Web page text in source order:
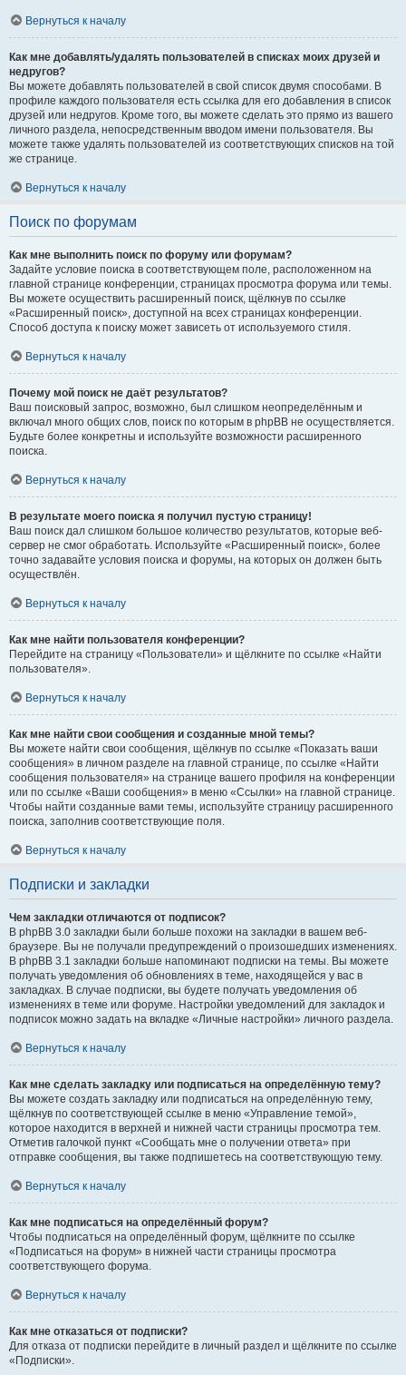
Вернуться к началу
Как мне добавлять/удалять пользователей в списках моих друзей и
недругов?
Вы можете добавлять пользователей в свой список двумя способами. В
профиле каждого пользователя есть ссылка для его добавления в список
друзей или недругов. Кроме того, вы можете сделать это прямо из вашего
личного раздела, непосредственным вводом имени пользователя. Вы
можете также удалять пользователей из соответствующих списков на той
же странице.
Вернуться к началу
Поиск по форумам
Как мне выполнить поиск по форуму или форумам?
Задайте условие поиска в соответствующем поле, расположенном на
главной странице конференции, страницах просмотра форума или темы.
Вы можете осуществить расширенный поиск, щёлкнув по ссылке
«Расширенный поиск», доступной на всех страницах конференции.
Способ доступа к поиску может зависеть от используемого стиля.
Вернуться к началу
Почему мой поиск не даёт результатов?
Ваш поисковый запрос, возможно, был слишком неопределённым и
включал много общих слов, поиск по которым в phpBB не осуществляется.
Будьте более конкретны и используйте возможности расширенного
поиска.
Вернуться к началу
В результате моего поиска я получил пустую страницу!
Ваш поиск дал слишком большое количество результатов, которые веб-
сервер не смог обработать. Используйте «Расширенный поиск», более
точно задавайте условия поиска и форумы, на которых он должен быть
осуществлён.
Вернуться к началу
Как мне найти пользователя конференции?
Перейдите на страницу «Пользователи» и щёлкните по ссылке «Найти
пользователя».
Вернуться к началу
Как мне найти свои сообщения и созданные мной темы?
Вы можете найти свои сообщения, щёлкнув по ссылке «Показать ваши
сообщения» в личном разделе на главной странице, по ссылке «Найти
сообщения пользователя» на странице вашего профиля на конференции
или по ссылке «Ваши сообщения» в меню «Ссылки» на главной странице.
Чтобы найти созданные вами темы, используйте страницу расширенного
поиска, заполнив соответствующие поля.
Вернуться к началу
Подписки и закладки
Чем закладки отличаются от подписок?
В phpBB 3.0 закладки были больше похожи на закладки в вашем веб-
браузере. Вы не получали предупреждений о произошедших изменениях.
В phpBB 3.1 закладки больше напоминают подписки на темы. Вы можете
получать уведомления об обновлениях в теме, находящейся у вас в
закладках. В случае подписки, вы будете получать уведомления об
изменениях в теме или форуме. Настройки уведомлений для закладок и
подписок можно задать на вкладке «Личные настройки» личного раздела.
Вернуться к началу
Как мне сделать закладку или подписаться на определённую тему?
Вы можете создать закладку или подписаться на определённую тему,
щёлкнув по соответствующей ссылке в меню «Управление темой»,
которое находится в верхней и нижней части страницы просмотра тем.
Отметив галочкой пункт «Сообщать мне о получении ответа» при
отправке сообщения, вы также подпишетесь на соответствующую тему.
Вернуться к началу
Как мне подписаться на определённый форум?
Чтобы подписаться на определённый форум, щёлкните по ссылке
«Подписаться на форум» в нижней части страницы просмотра
соответствующего форума.
Вернуться к началу
Как мне отказаться от подписки?
Для отказа от подписки перейдите в личный раздел и щёлкните по ссылке
«Подписки».